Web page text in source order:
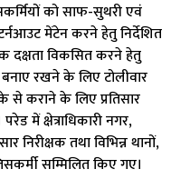
को साफ-सुथरी एवं
मेंटेन करने हेतु निर्देशित
दक्षता विकसित करने हेतु
रखने के लिए टोलीवार
से कराने के लिए प्रतिसार
में क्षेत्राधिकारी नगर,
निरीक्षक तथा विभिन्न थानों,
सम्मिलित किए गए।